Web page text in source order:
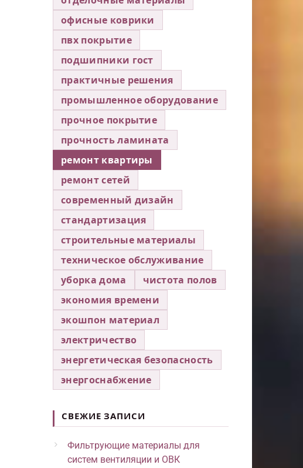
офисные коврики
пвх покрытие
подшипники гост
практичные решения
промышленное оборудование
прочное покрытие
прочность ламината
ремонт квартиры
ремонт сетей
современный дизайн
стандартизация
строительные материалы
техническое обслуживание
уборка дома
чистота полов
экономия времени
экошпон материал
электричество
энергетическая безопасность
энергоснабжение
СВЕЖИЕ ЗАПИСИ
Фильтрующие материалы для
систем вентиляции и ОВК